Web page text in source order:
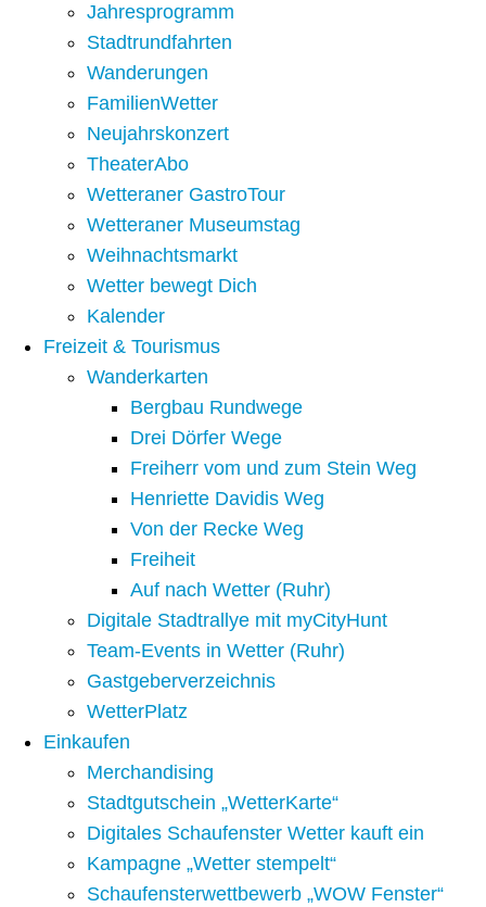
Jahresprogramm
Stadtrundfahrten
Wanderungen
FamilienWetter
Neujahrskonzert
TheaterAbo
Wetteraner GastroTour
Wetteraner Museumstag
Weihnachtsmarkt
Wetter bewegt Dich
Kalender
Freizeit & Tourismus
Wanderkarten
Bergbau Rundwege
Drei Dörfer Wege
Freiherr vom und zum Stein Weg
Henriette Davidis Weg
Von der Recke Weg
Freiheit
Auf nach Wetter (Ruhr)
Digitale Stadtrallye mit myCityHunt
Team-Events in Wetter (Ruhr)
Gastgeberverzeichnis
WetterPlatz
Einkaufen
Merchandising
Stadtgutschein „WetterKarte“
Digitales Schaufenster Wetter kauft ein
Kampagne „Wetter stempelt“
Schaufensterwettbewerb „WOW Fenster“